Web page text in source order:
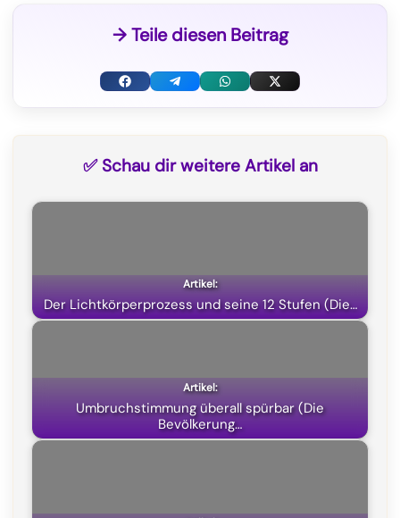
→ Teile diesen Beitrag
F
o
k
T
a
m
W
p
p
X
T
t
e
✅ Schau dir weitere Artikel an
Der Lichtkörperprozess und seine 12 Stufen (Die…
Umbruchstimmung überall spürbar (Die
Bevölkerung…